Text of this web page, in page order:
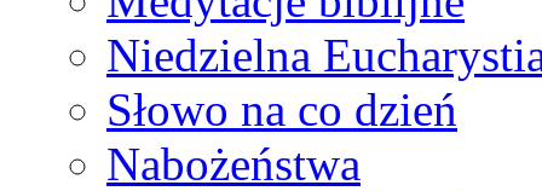
Niedzielna
Słowo na co dzień
Nabożeństwa